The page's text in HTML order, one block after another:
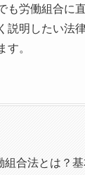
も労働組合に
説明したい法
す。
組合法とは？